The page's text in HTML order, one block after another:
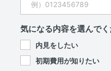
気になる内容を選んで
内見をしたい
初期費用が知りたい